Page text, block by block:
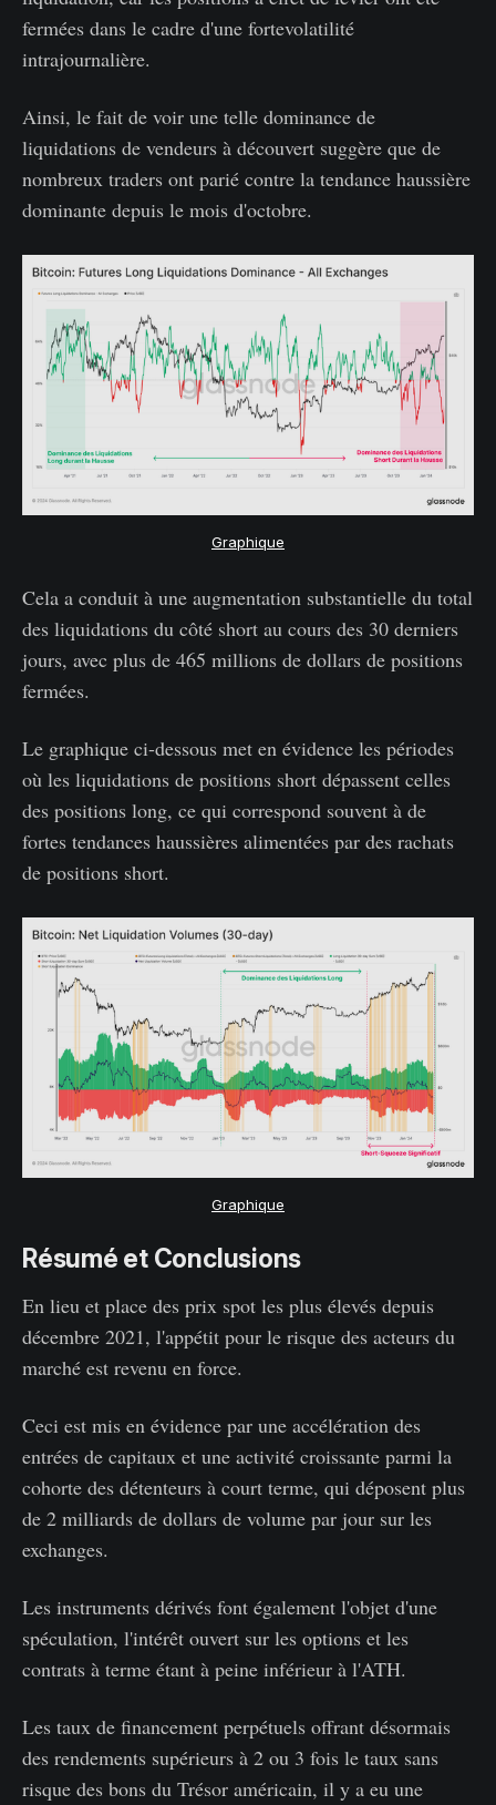
fermées dans le cadre d'une fortevolatilité
intrajournalière.
Ainsi, le fait de voir une telle dominance de
liquidations de vendeurs à découvert suggère que de
nombreux traders ont parié contre la tendance haussière
dominante depuis le mois d'octobre.
Graphique
Cela a conduit à une augmentation substantielle du total
des liquidations du côté short au cours des 30 derniers
jours, avec plus de 465 millions de dollars de positions
fermées.
Le graphique ci-dessous met en évidence les périodes
où les liquidations de positions short dépassent celles
des positions long, ce qui correspond souvent à de
fortes tendances haussières alimentées par des rachats
de positions short.
Graphique
Résumé et Conclusions
En lieu et place des prix spot les plus élevés depuis
décembre 2021, l'appétit pour le risque des acteurs du
marché est revenu en force.
Ceci est mis en évidence par une accélération des
entrées de capitaux et une activité croissante parmi la
cohorte des détenteurs à court terme, qui déposent plus
de 2 milliards de dollars de volume par jour sur les
exchanges.
Les instruments dérivés font également l'objet d'une
spéculation, l'intérêt ouvert sur les options et les
contrats à terme étant à peine inférieur à l'ATH.
Les taux de financement perpétuels offrant désormais
des rendements supérieurs à 2 ou 3 fois le taux sans
risque des bons du Trésor américain, il y a eu une